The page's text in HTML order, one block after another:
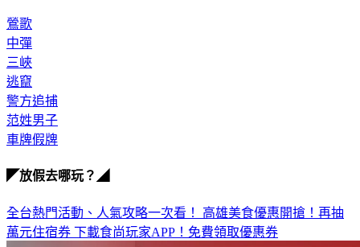
鶯歌
中彈
三峽
逃竄
警方追捕
范姓男子
車牌假牌
◤放假去哪玩？◢
全台熱門活動、人氣攻略一次看！ 高雄美食優惠開搶！再抽
萬元住宿券 下載食尚玩家APP！免費領取優惠券